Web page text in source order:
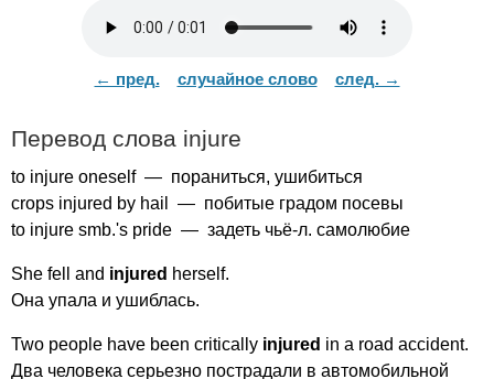
← пред. случайное слово след. →
Перевод слова injure
to injure oneself— пораниться, ушибиться
crops injured by hail
— побитые градом посевы
to injure smb.'s pride — задеть чьё-л. самолюбие
She fell and injured herself.
Она упала и ушиблась.
Two people have been critically injured in a road accident.
Два человека серьезно пострадали в автомобильной